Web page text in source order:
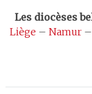
Les diocèses
Liège – Namur–